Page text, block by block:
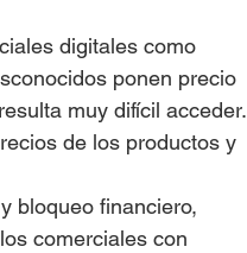
digitales como
ponen precio
muy difícil acceder.
de los productos y
bloqueo financiero,
comerciales con